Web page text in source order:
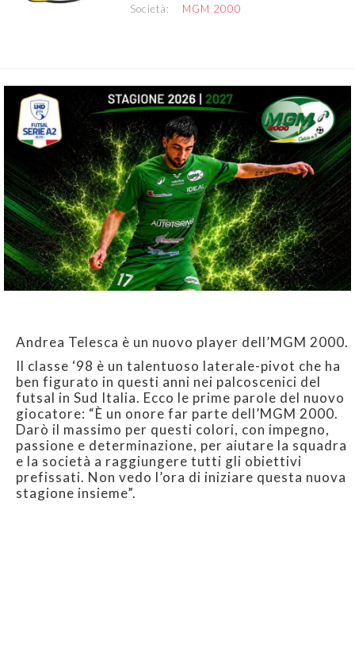
Società: MGM 2000
Andrea Telesca è un nuovo player dell’MGM 2000.
Il classe ‘98 è un talentuoso laterale-pivot che ha
ben figurato in questi anni nei palcoscenici del
futsal in Sud Italia. Ecco le prime parole del nuovo
giocatore: “È un onore far parte dell’MGM 2000.
Darò il massimo per questi colori, con impegno,
passione e determinazione, per aiutare la squadra
e la società a raggiungere tutti gli obiettivi
prefissati. Non vedo l’ora di iniziare questa nuova
stagione insieme”.